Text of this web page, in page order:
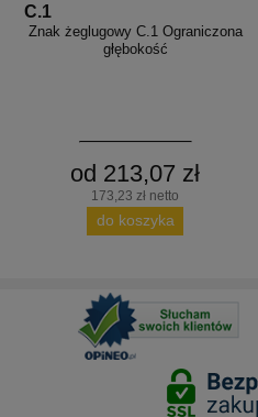
C.1
Znak żeglugowy C.1 Ograniczona
głębokość
od 213,07 zł
173,23 zł netto
do koszyka